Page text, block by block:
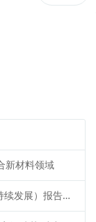
合新材料领域
立即博官网股份诚邀您参与2025年ESG（可持续发展）报告调研问卷